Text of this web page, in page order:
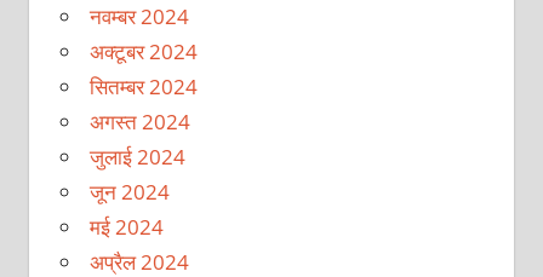
नवम्बर 2024
अक्टूबर 2024
सितम्बर 2024
अगस्त 2024
जुलाई 2024
जून 2024
मई 2024
अप्रैल 2024